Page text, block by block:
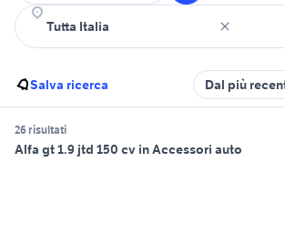
Salva ricerca Dal più
26 risultati
Alfa gt 1.9 jtd 150 cv in Accessori auto